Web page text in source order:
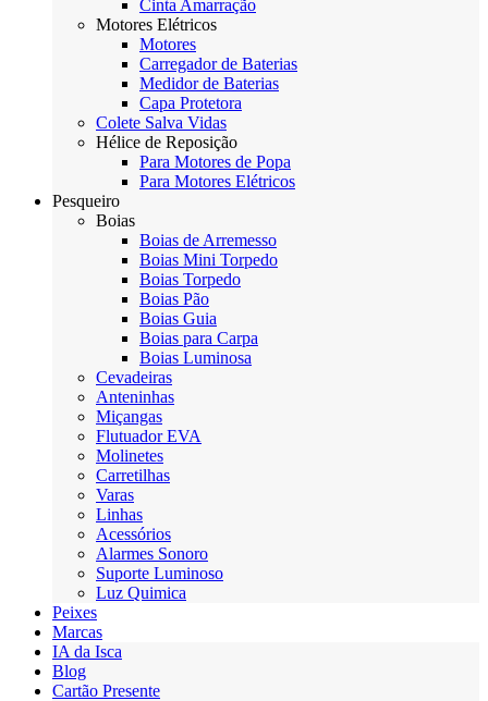
Cinta Amarração
Motores Elétricos
Motores
Carregador de Baterias
Medidor de Baterias
Capa Protetora
Colete Salva Vidas
Hélice de Reposição
Para Motores de Popa
Para Motores Elétricos
Pesqueiro
Boias
Boias de Arremesso
Boias Mini Torpedo
Boias Torpedo
Boias Pão
Boias Guia
Boias para Carpa
Boias Luminosa
Cevadeiras
Anteninhas
Miçangas
Flutuador EVA
Molinetes
Carretilhas
Varas
Linhas
Acessórios
Alarmes Sonoro
Suporte Luminoso
Luz Quimica
Peixes
Marcas
IA da Isca
Blog
Cartão Presente